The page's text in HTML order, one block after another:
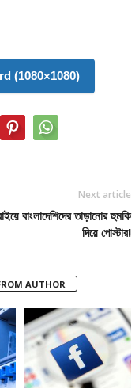
(1080×1080)
Next article
বাংলাদেশিদের তাড়ানোর হুমকি
দিয়ে পোস্টার!
AUTHOR